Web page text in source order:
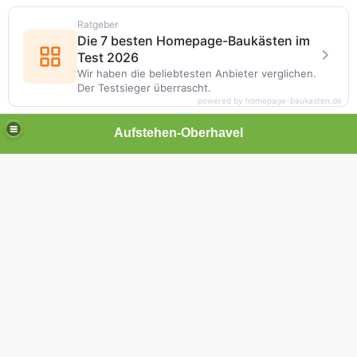
Aufstehen-Oberhavel
Ratgeber
Die 7 besten Homepage-Baukästen im
Test 2026
Wir haben die beliebtesten Anbieter verglichen.
Der Testsieger überrascht.
powered by homepage-baukasten.de